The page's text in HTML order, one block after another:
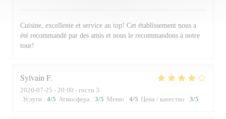
Cuisine, excellente et service au top! Cet établissement nous a
été recommandé par des amis et nous le recommandons à notre
tour!
Sylvain F
2026-07-25 - 20:00 - гости 3
Услуги : 4/5 Атмосфера : 3/5 Меню : 4/5 Цена / качество : 3/5